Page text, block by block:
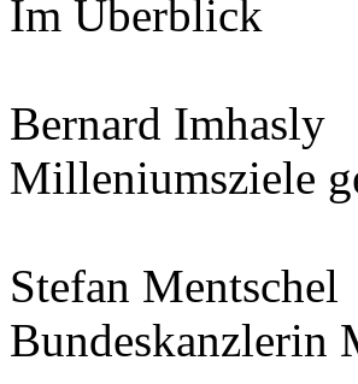
Im Überblick
Bernard Imhasly
Milleniumsziele
Stefan Mentschel
Bundeskanzlerin